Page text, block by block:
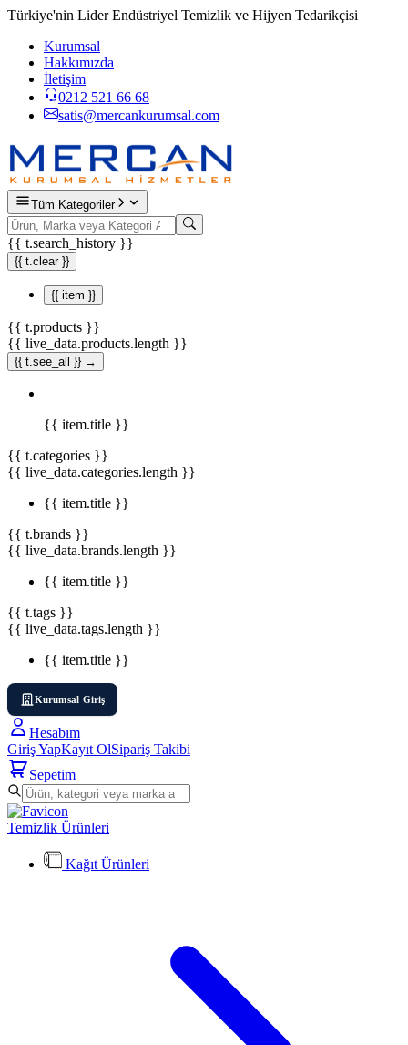
Türkiye'nin Lider Endüstriyel Temizlik ve Hijyen Tedarikçisi
Kurumsal
Hakkımızda
İletişim
0212 521 66 68
satis@mercankurumsal.com
Tüm Kategoriler
{{ t.search_history }}
{{ t.clear }}
{{ item }}
{{ t.products }}
{{ live_data.products.length }}
{{ t.see_all }} →
{{ item.title }}
{{ t.categories }}
{{ live_data.categories.length }}
{{ item.title }}
{{ t.brands }}
{{ live_data.brands.length }}
{{ item.title }}
{{ t.tags }}
{{ live_data.tags.length }}
{{ item.title }}
Kurumsal Giriş
Hesabım
Giriş YapKayıt OlSipariş Takibi
Sepetim
Temizlik Ürünleri
Kağıt Ürünleri